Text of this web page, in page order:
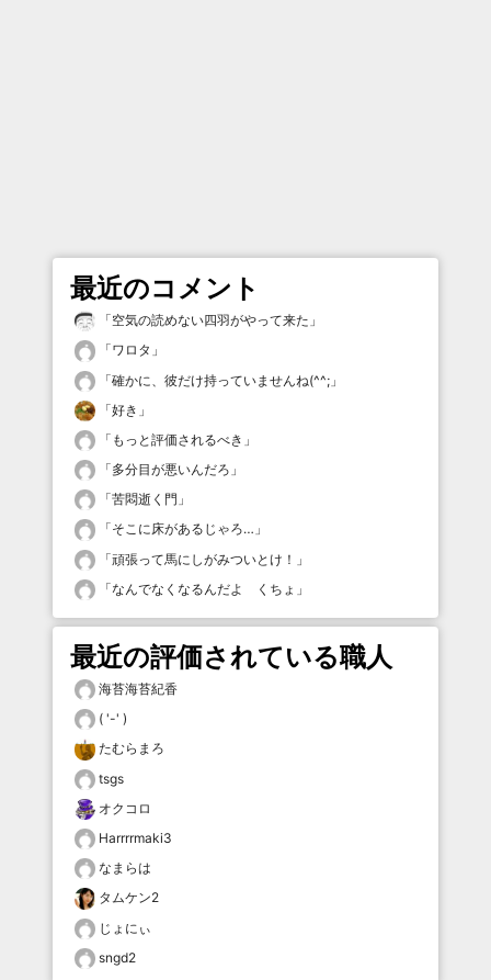
最近のコメント
「空気の読めない四羽がやって来た 」
「ワロタ 」
「確かに、彼だけ持っていませんね(^^; 」
「好き 」
「 もっと評価されるべき 」
「多分目が悪いんだろ 」
「苦悶逝く門 」
「そこに床があるじゃろ… 」
「頑張って馬にしがみついとけ！ 」
「なんでなくなるんだよ くちょ 」
最近の評価されている職人
海苔海苔紀香
( '-' )
たむらまろ
tsgs
オクコロ
Harrrrmaki3
なまらは
タムケン2
じょにぃ
sngd2